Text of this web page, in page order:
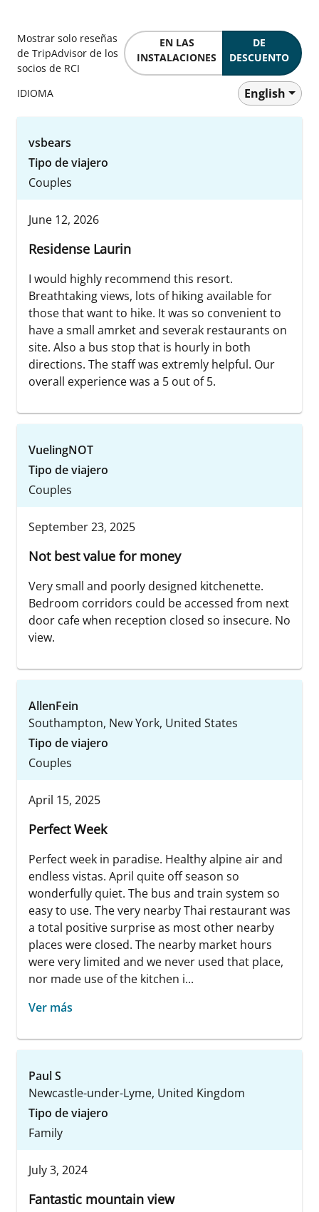
Mostrar solo reseñas
de TripAdvisor de los
socios de RCI
EN LAS
INSTALACIONES
DE
DESCUENTO
IDIOMA English
vsbears
Tipo de viajero
Couples
June 12, 2026
Residense Laurin
I would highly recommend this resort.
Breathtaking views, lots of hiking available for
those that want to hike. It was so convenient to
have a small amrket and severak restaurants on
site. Also a bus stop that is hourly in both
directions. The staff was extremly helpful. Our
overall experience was a 5 out of 5.
VuelingNOT
Tipo de viajero
Couples
September 23, 2025
Not best value for money
Very small and poorly designed kitchenette.
Bedroom corridors could be accessed from next
door cafe when reception closed so insecure. No
view.
AllenFein
Southampton, New York, United States
Tipo de viajero
Couples
April 15, 2025
Perfect Week
Perfect week in paradise. Healthy alpine air and
endless vistas. April quite off season so
wonderfully quiet. The bus and train system so
easy to use. The very nearby Thai restaurant was
a total positive surprise as most other nearby
places were closed. The nearby market hours
were very limited and we never used that place,
nor made use of the kitchen i...
Ver más
Paul S
Newcastle-under-Lyme, United Kingdom
Tipo de viajero
Family
July 3, 2024
Fantastic mountain view